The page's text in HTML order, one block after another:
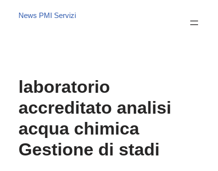
News PMI Servizi
laboratorio
accreditato analisi
acqua chimica
Gestione di stadi